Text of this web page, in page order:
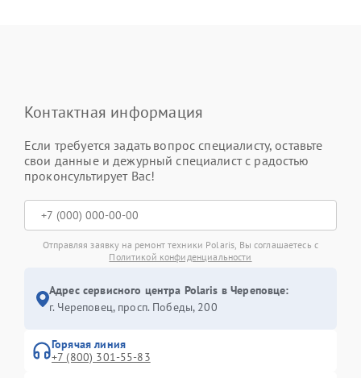
Контактная информация
Если требуется задать вопрос специалисту, оставьте
свои данные и дежурный специалист с радостью
проконсультирует Вас!
Отправляя заявку на ремонт техники Polaris, Вы соглашаетесь с
Политикой конфиденциальности
Адрес сервисного центра Polaris в Череповце:
г. Череповец, просп. Победы, 200
Горячая линия
+7 (800) 301-55-83